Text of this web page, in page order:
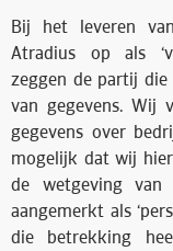
Bij het leveren
Atradius op als
zeggen de partij
van gegevens. Wij
gegevens over
mogelijk dat wij
de wetgeving van
aangemerkt als
die betrekking